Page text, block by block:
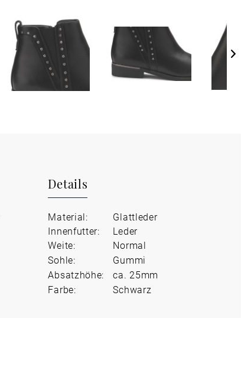
Details
Material:
Glattleder
Innenfutter:
Leder
Weite:
Normal
Sohle:
Gummi
Absatzhöhe:
ca. 25mm
Farbe:
Schwarz